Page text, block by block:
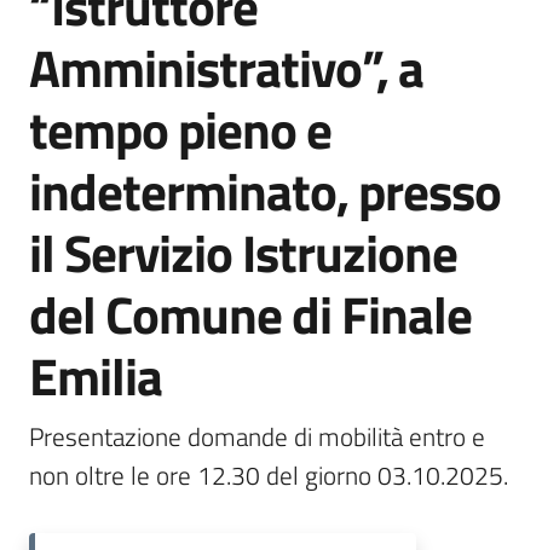
Scopri
il
territorio
Tutti
per
la
TERRA
Tutti
gli
Amministrativo”, a
tempo pieno e
indeterminato, presso
il Servizio Istruzione
del Comune di Finale
Emilia
Presentazione domande di mobilità entro e
non oltre le ore 12.30 del giorno 03.10.2025.